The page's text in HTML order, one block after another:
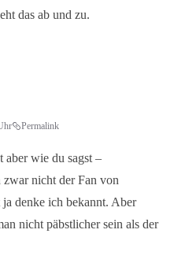
das ab und zu.
Permalink
wie du sagst –
nicht der Fan von
denke ich bekannt. Aber
nicht päbstlicher sein als der